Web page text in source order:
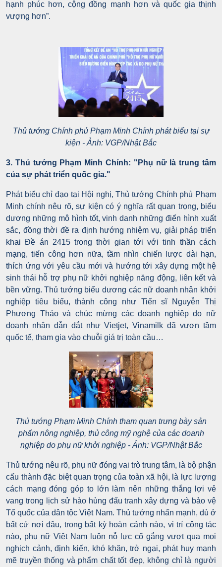
hạnh phúc hơn, cộng đồng mạnh hơn và quốc gia thịnh
vượng hơn”.
Thủ tướng Chính phủ Phạm Minh Chính phát biểu tại sự
kiện - Ảnh: VGP/Nhật Bắc
3. Thủ tướng Phạm Minh Chính: "Phụ nữ là trung tâm
của sự phát triển quốc gia."
Phát biểu chỉ đạo tại Hội nghị, Thủ tướng Chính phủ Phạm
Minh chính nêu rõ, sự kiện có ý nghĩa rất quan trọng, biểu
dương những mô hình tốt, vinh danh những điển hình xuất
sắc, đồng thời đề ra định hướng nhiệm vụ, giải pháp triển
khai Đề án 2415 trong thời gian tới với tinh thần cách
mạng, tiến công hơn nữa, tầm nhìn chiến lược dài hạn,
thích ứng với yêu cầu mới và hướng tới xây dựng một hệ
sinh thái hỗ trợ phụ nữ khởi nghiệp năng động, liên kết và
bền vững. Thủ tướng biểu dương các nữ doanh nhân khởi
nghiệp tiêu biểu, thành công như Tiến sĩ Nguyễn Thị
Phương Thảo và chúc mừng các doanh nghiệp do nữ
doanh nhân dẫn dắt như Vietjet, Vinamilk đã vươn tầm
quốc tế, tham gia vào chuỗi giá trị toàn cầu…
Thủ tướng Phạm Minh Chính tham quan trưng bày sản
phẩm nông nghiệp, thủ công mỹ nghệ của các doanh
nghiệp do phụ nữ khởi nghiệp - Ảnh: VGP/Nhật Bắc
Thủ tướng nêu rõ, phụ nữ đóng vai trò trung tâm, là bộ phận
cấu thành đặc biệt quan trọng của toàn xã hội, là lực lượng
cách mạng đóng góp to lớn làm nên những thắng lợi vẻ
vang trong lịch sử hào hùng đấu tranh xây dựng và bảo vệ
Tổ quốc của dân tộc Việt Nam. Thủ tướng nhấn mạnh, dù ở
bất cứ nơi đâu, trong bất kỳ hoàn cảnh nào, vị trí công tác
nào, phụ nữ Việt Nam luôn nỗ lực cố gắng vượt qua mọi
nghịch cảnh, định kiến, khó khăn, trở ngại, phát huy mạnh
mẽ truyền thống và phẩm chất tốt đẹp, không chỉ là người